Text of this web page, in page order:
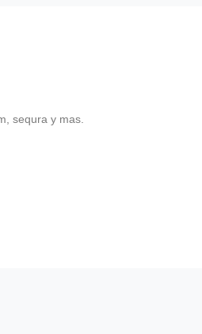
sequra y mas.